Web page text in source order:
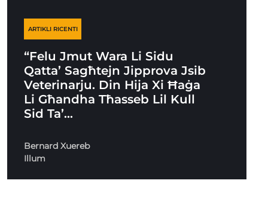
ARTIKLI RICENTI
“Felu Jmut Wara Li Sidu
Qatta’ Sagħtejn Jipprova Jsib
Veterinarju. Din Hija Xi Ħaġa
Li Għandha Tħasseb Lil Kull
Sid Ta’…
Bernard Xuereb
Illum